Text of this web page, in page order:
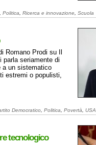
Politica Ricerca e innovazione Scuola
Prodi su Il
parla seriamente di
a un sistematico
estremi o populisti,
Democratico Politica Povertà USA
tecnologico